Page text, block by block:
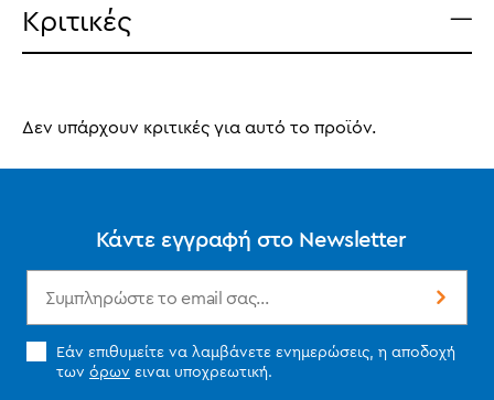
Κριτικές
Δεν υπάρχουν κριτικές για αυτό το προϊόν.
Κάντε εγγραφή στο Newsletter
Εάν επιθυμείτε να λαμβάνετε ενημερώσεις, η αποδοχή
των όρων ειναι υποχρεωτική.